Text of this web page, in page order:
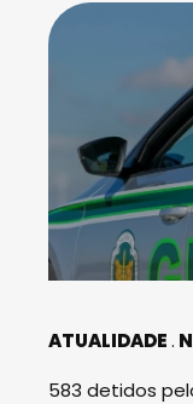
ATUALIDADE
583 detidos